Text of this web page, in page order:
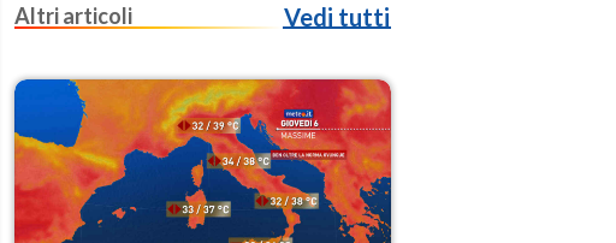
Altri articoli Vedi tutti